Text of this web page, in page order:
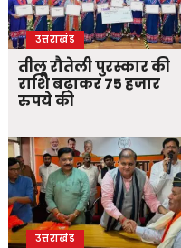
उत्तराखंड
तीलू रौतेली पुरस्कार की
राशि बढ़ाकर 75 हजार
रुपये की
उत्तराखंड